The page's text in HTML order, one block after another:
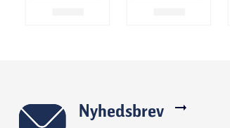
Nyhedsbrev